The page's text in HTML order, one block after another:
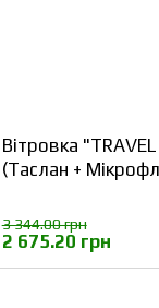
Вітровка "TRAVEL
(Таслан +
3 344.00 грн
2 675.20 грн